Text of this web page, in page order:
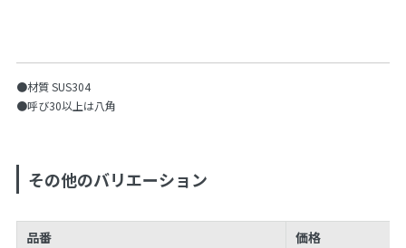
●材質 SUS304
●呼び30以上は八角
その他のバリエーション
品番
価格